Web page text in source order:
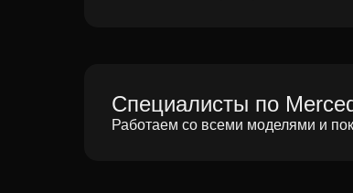
Специалисты по
Работаем со всеми моделями и